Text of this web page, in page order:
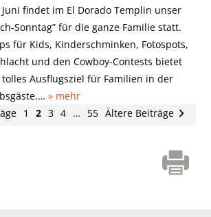
Juni findet im El Dorado Templin unser
Sonntag” für die ganze Familie statt.
für Kids, Kinderschminken, Fotospots,
und den Cowboy-Contests bietet
tolles Ausflugsziel für Familien in der
» mehr
1 2 3 4 … 55 Ältere Beiträge